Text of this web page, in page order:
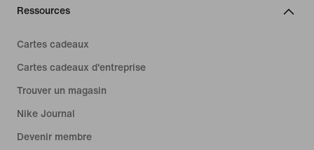
Ressources
Cartes cadeaux
Cartes cadeaux d'entreprise
Trouver un magasin
Nike Journal
Devenir membre